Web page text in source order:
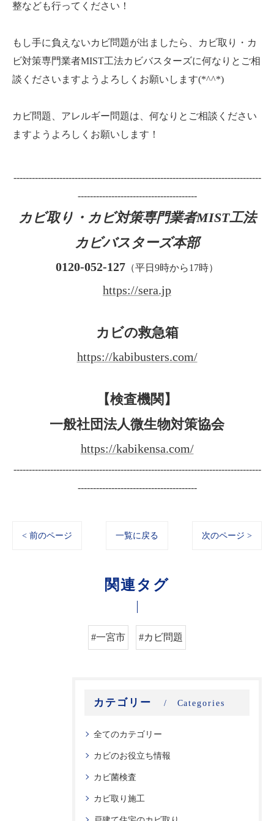
整なども行ってください！
もし手に負えないカビ問題が出ましたら、カビ取り・カ
ビ対策専門業者MIST工法カビバスターズに何なりとご相
談くださいますようよろしくお願いします(*^^*)
カビ問題、アレルギー問題は、何なりとご相談ください
ますようよろしくお願いします！
---------------------------------------------------------------------------------
---------------------------------------
カビ取り・カビ対策専門業者MIST工法
カビバスターズ本部
0120-052-127 （平日9時から17時）
https://sera.jp
カビの救急箱
https://kabibusters.com/
【検査機関】
一般社団法人微生物対策協会
https://kabikensa.com/
---------------------------------------------------------------------------------
---------------------------------------
< 前のページ 一覧に戻る 次のページ >
関連タグ
#一宮市 #カビ問題
カテゴリー Categories
全てのカテゴリー
カビのお役立ち情報
カビ菌検査
カビ取り施工